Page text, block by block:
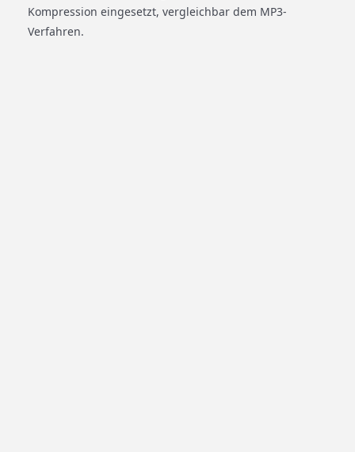
Kompression eingesetzt, vergleichbar dem MP3-
Verfahren.